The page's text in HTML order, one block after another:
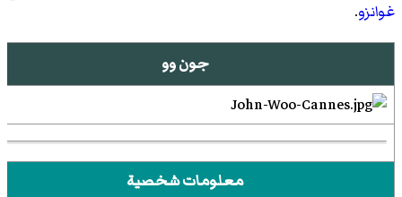
غوانزو.
جون وو
معلومات شخصية